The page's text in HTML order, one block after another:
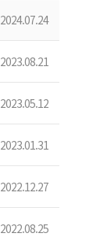
2024.07.24
2023.08.21
2023.05.12
2023.01.31
2022.12.27
2022.08.25